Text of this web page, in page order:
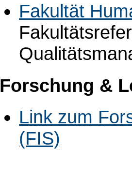
Fakultät
Forschung &
Link zum
(FIS)